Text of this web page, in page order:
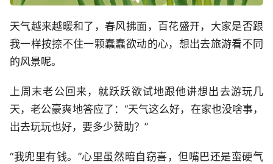
天气越来越暖和了，春风拂面，百花盛开，大家是否跟
我一样按捺不住一颗蠢蠢欲动的心，想出去旅游看不同
的风景呢。
上周末老公回来，就跃跃欲试地跟他讲想出去游玩几
天，老公豪爽地答应了：“天气这么好，在家也没啥事，
出去玩玩也好，要多少赞助？”
“我兜里有钱。”心里虽然暗自窃喜，但嘴巴还是蛮硬气